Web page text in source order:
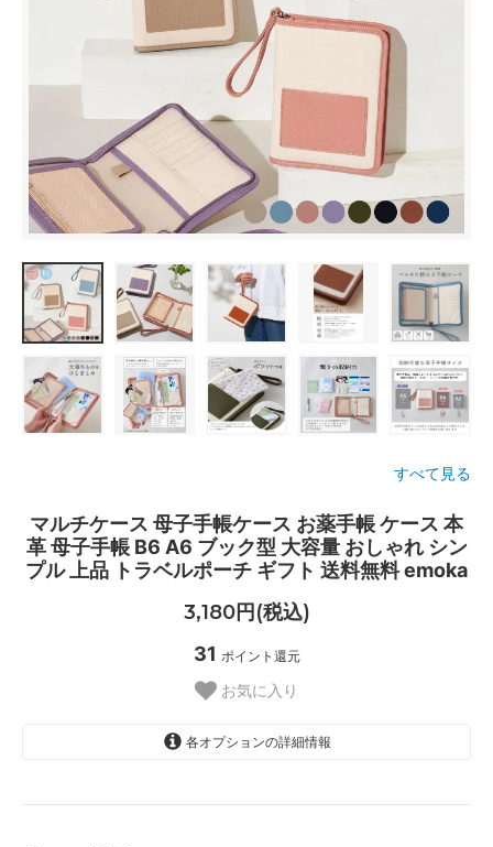
すべて見る
マルチケース 母子手帳ケース お薬手帳 ケース 本
革 母子手帳 B6 A6 ブック型 大容量 おしゃれ シン
プル 上品 トラベルポーチ ギフト 送料無料 emoka
3,180円(税込)
31 ポイント還元
お気に入り
各オプションの詳細情報